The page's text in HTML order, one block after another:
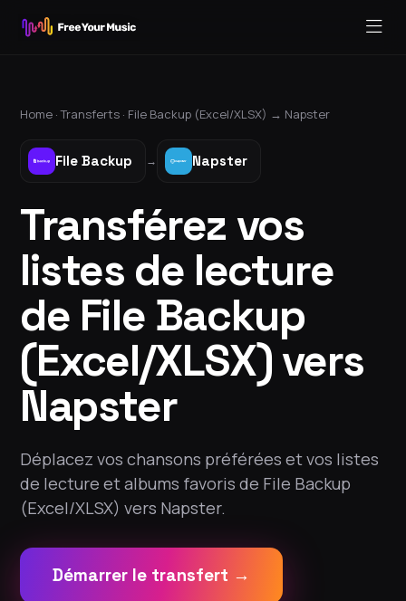
Home ·Transferts · File Backup (Excel/XLSX) → Napster
File Backup → Napster
Transférez vos
listes de lecture
de File Backup
(Excel/XLSX) vers
Napster
Déplacez vos chansons préférées et vos listes
de lecture et albums favoris de File Backup
(Excel/XLSX) vers Napster.
Démarrer le transfert →